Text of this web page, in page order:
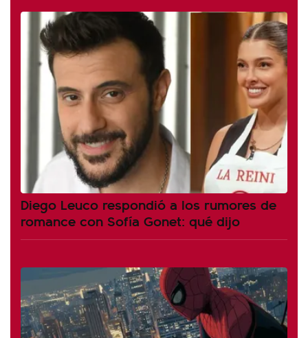
Diego Leuco respondió a los rumores de
romance con Sofía Gonet: qué dijo